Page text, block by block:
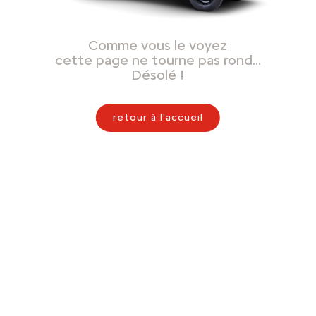
Comme vous le voyez
cette page ne tourne pas rond…
Désolé !
retour à l'accueil